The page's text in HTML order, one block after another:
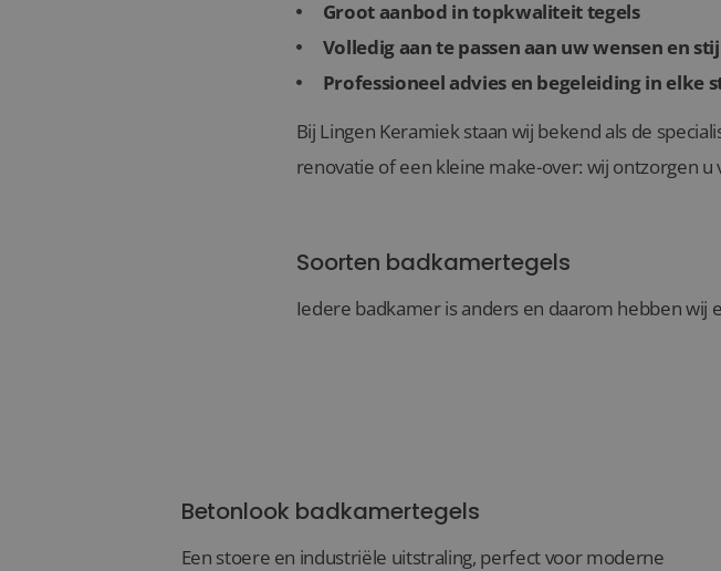
Groot aanbod in topkwaliteit tegels
Volledig aan te passen aan uw wensen en
Professioneel advies en begeleiding in elke
Bij Lingen Keramiek staan wij bekend als de
renovatie of een kleine make-over: wij ontzorgen u
Soorten badkamertegels
Iedere badkamer is anders en daarom hebben wij
Betonlook badkamertegels
Een stoere en industriële uitstraling, perfect voor moderne